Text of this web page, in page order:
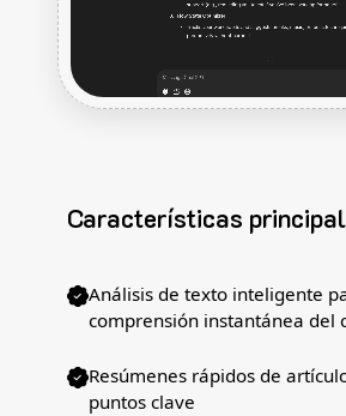
Características
Análisis de texto inteligente
comprensión instantánea del
Resúmenes rápidos de
puntos clave